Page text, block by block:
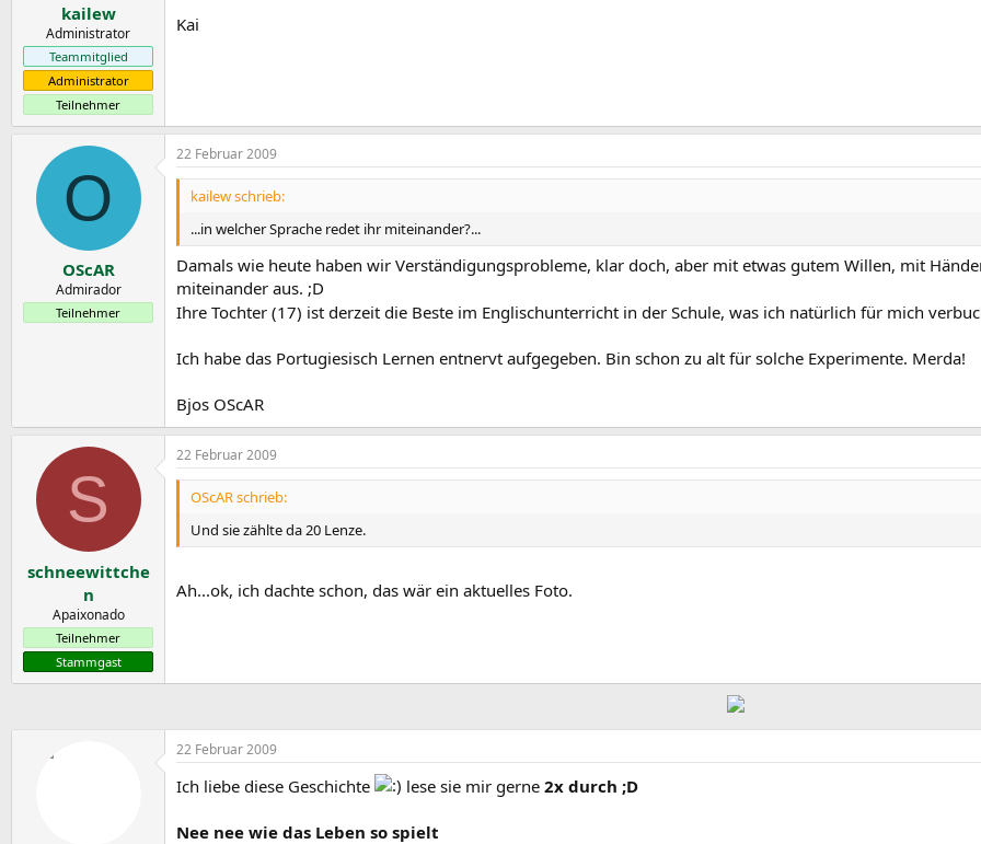
kailew
Administrator
Teammitglied
Administrator
Teilnehmer
Kai
O
OScAR
Admirador
Teilnehmer
22 Februar 2009
kailew schrieb:
...in welcher Sprache redet ihr miteinander?...
Damals wie heute haben wir Verständigungsprobleme, klar doch, aber mit etwas gutem Willen, mit
miteinander aus. ;D
Ihre Tochter (17) ist derzeit die Beste im Englischunterricht in der Schule, was ich natürlich für mich
Ich habe das Portugiesisch Lernen entnervt aufgegeben. Bin schon zu alt für solche Experimente. Merda!
Bjos OScAR
S
schneewittche
n
Apaixonado
Teilnehmer
Stammgast
22 Februar 2009
OScAR schrieb:
Und sie zählte da 20 Lenze.
Ah...ok, ich dachte schon, das wär ein aktuelles Foto.
22 Februar 2009
Ich liebe diese Geschichte lese sie mir gerne 2x durch ;D
Nee nee wie das Leben so spielt